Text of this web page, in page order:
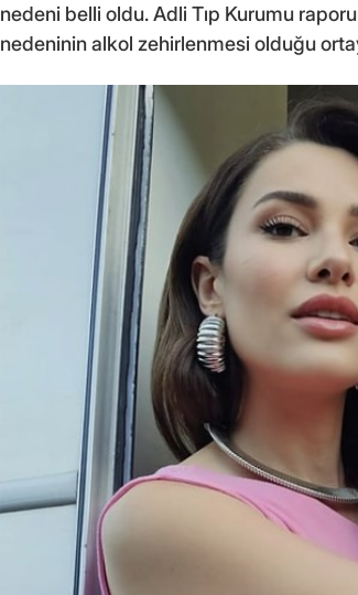
nedeni belli oldu. Adli Tıp Kurumu
nedeninin alkol zehirlenmesi olduğu